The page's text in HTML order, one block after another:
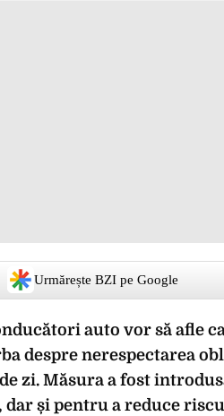
Urmărește BZI pe Google
auto vor să afle
despre nerespectarea
zi. Măsura a fost
și pentru a reduce